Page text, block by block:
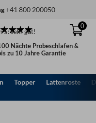
+41 800 200050
5: sehr gut!
0
Nächte Probeschlafen &
zu 10 Jahre Garantie
Topper Lattenroste